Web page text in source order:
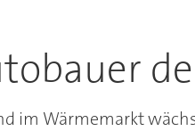
im Wärmemarkt